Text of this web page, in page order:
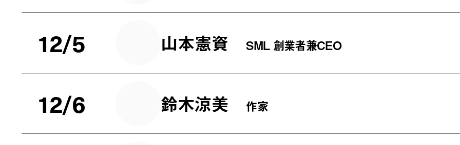
12/5 山本憲資 SML 創業者兼CEO
12/6 鈴木涼美 作家